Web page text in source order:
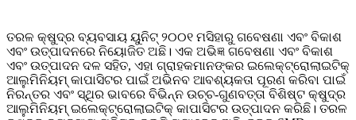
ତରଳ କ୍ଷୁଦ୍ର ବ୍ୟବସାୟ ୟୁନିଟ୍ ୨୦୦୧ ମସିହାରୁ ଗବେଷଣା ଏବଂ ବିକାଶ
ଏବଂ ଉତ୍ପାଦନରେ ନିୟୋଜିତ ଅଛି। ଏକ ଅଭିଜ୍ଞ ଗବେଷଣା ଏବଂ ବିକାଶ
ଏବଂ ଉତ୍ପାଦନ ଦଳ ସହିତ, ଏହା ଗ୍ରାହକମାନଙ୍କର ଇଲେକ୍ଟ୍ରୋଲାଇଟିକ୍
ଆଲୁମିନିୟମ୍ କାପାସିଟର ପାଇଁ ଅଭିନବ ଆବଶ୍ୟକତା ପୂରଣ କରିବା ପାଇଁ
ନିରନ୍ତର ଏବଂ ସ୍ଥିର ଭାବରେ ବିଭିନ୍ନ ଉଚ୍ଚ-ଗୁଣବତ୍ତା ବିଶିଷ୍ଟ କ୍ଷୁଦ୍ର
ଆଲୁମିନିୟମ୍ ଇଲେକ୍ଟ୍ରୋଲାଇଟିକ୍ କାପାସିଟର ଉତ୍ପାଦନ କରିଛି। ତରଳ